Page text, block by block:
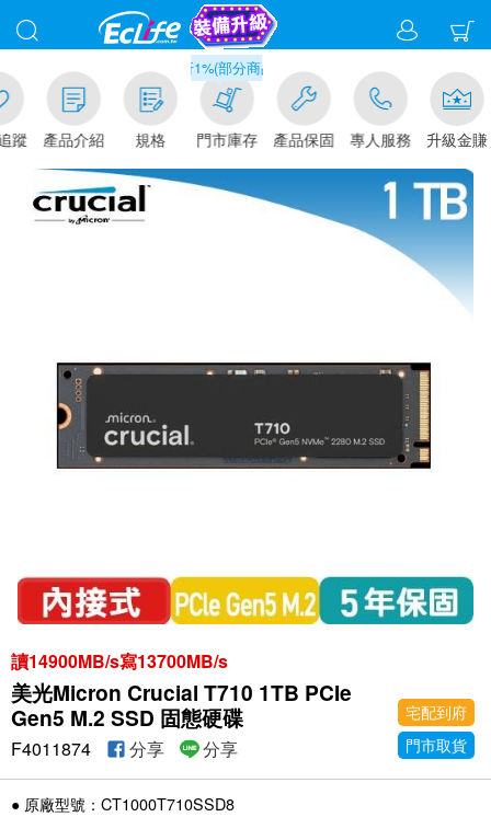
蹤 產品介紹 規格
滿千元門市取貨現折1%(部分商品不適用)-請點我看
門市庫存 產品保固 專人服務 升級金賺
讀14900MB/s寫13700MB/s
美光Micron Crucial T710 1TB PCIe
Gen5 M.2 SSD 固態硬碟
宅配到府
門市取貨
F4011874 分享 分享
● 原廠型號：CT1000T710SSD8